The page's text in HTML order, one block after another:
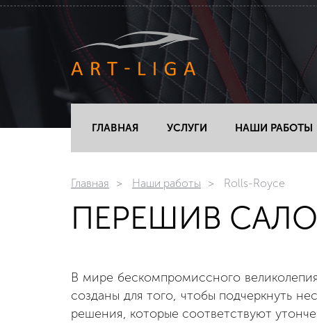
ГЛАВНАЯ УСЛУГИ НАШИ РАБОТЫ
Главная Наши работы Rolls-Royce
ПЕРЕШИВ
В мире бескомпромиссного
созданы для того, чтобы подчеркнуть
решения, которые соответствуют